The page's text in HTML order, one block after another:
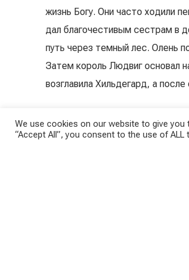
жизнь Богу. Они часто ходили
дал благочестивым сестрам в
путь через темный лес. Олень
Затем король Людвиг основал
возглавила Хильдегард, а
Легенда об основании была
годах. Фреска с легендой об
We use cookies on our website to give you
“Accept All”, you consent to the use of